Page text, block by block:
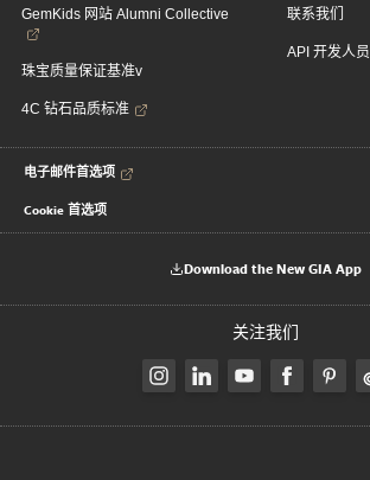
GemKids 网站 Alumni Collective
珠宝质量保证基准v
4C 钻石品质标准
联系我们
API 开发人员
电子邮件首选项
Cookie 首选项
Download the New GIA App
关注我们